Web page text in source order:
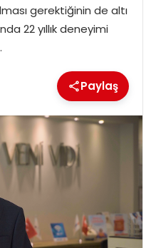
gerektiğinin de altı
22 yıllık deneyimi
Paylaş